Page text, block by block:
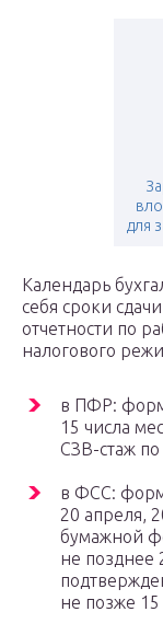
для
Календарь
себя сроки
отчетности по
налогового
в ПФР:
15 числа
СЗВ-стаж по
в ФСС:
20 апреля,
бумажной
не позднее
не позже 15